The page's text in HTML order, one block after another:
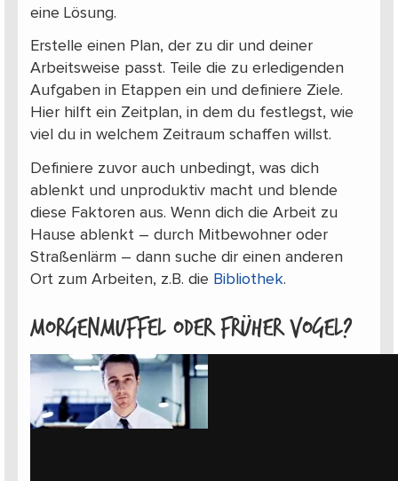
eine Lösung.
Erstelle einen Plan, der zu dir und deiner
Arbeitsweise passt. Teile die zu erledigenden
Aufgaben in Etappen ein und definiere Ziele.
Hier hilft ein Zeitplan, in dem du festlegst, wie
viel du in welchem Zeitraum schaffen willst.
Definiere zuvor auch unbedingt, was dich
ablenkt und unproduktiv macht und blende
diese Faktoren aus. Wenn dich die Arbeit zu
Hause ablenkt – durch Mitbewohner oder
Straßenlärm – dann suche dir einen anderen
Ort zum Arbeiten, z.B. die Bibliothek.
Morgenmuffel oder früher Vogel?